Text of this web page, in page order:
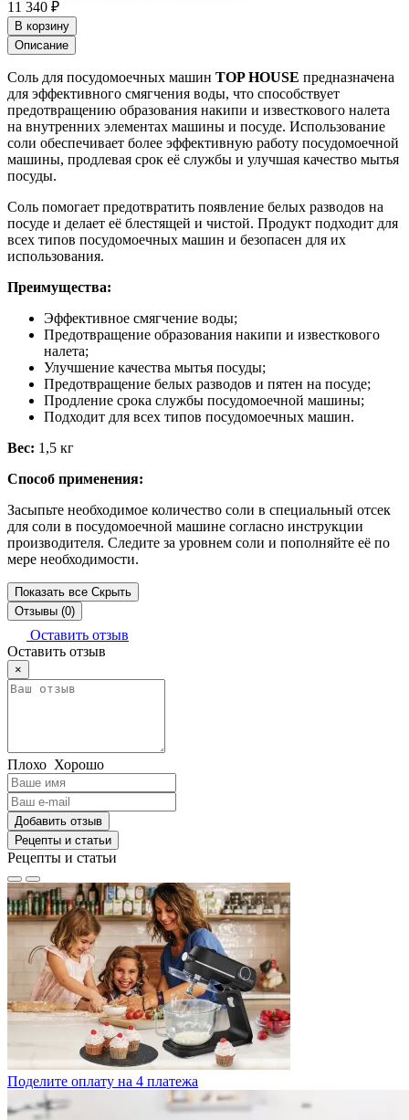
11 340 ₽
В корзину
Описание
Соль для посудомоечных машин TOP HOUSE предназначена
для эффективного смягчения воды, что способствует
предотвращению образования накипи и известкового налета
на внутренних элементах машины и посуде. Использование
соли обеспечивает более эффективную работу посудомоечной
машины, продлевая срок её службы и улучшая качество мытья
посуды.
Соль помогает предотвратить появление белых разводов на
посуде и делает её блестящей и чистой. Продукт подходит для
всех типов посудомоечных машин и безопасен для их
использования.
Преимущества:
Эффективное смягчение воды;
Предотвращение образования накипи и известкового
налета;
Улучшение качества мытья посуды;
Предотвращение белых разводов и пятен на посуде;
Продление срока службы посудомоечной машины;
Подходит для всех типов посудомоечных машин.
Вес: 1,5 кг
Способ применения:
Засыпьте необходимое количество соли в специальный отсек
для соли в посудомоечной машине согласно инструкции
производителя. Следите за уровнем соли и пополняйте её по
мере необходимости.
Показать все Скрыть
Отзывы (0)
Оставить отзыв
Оставить отзыв
×
Плохо Хорошо
Добавить отзыв
Рецепты и статьи
Рецепты и статьи
Поделите оплату на 4 платежа